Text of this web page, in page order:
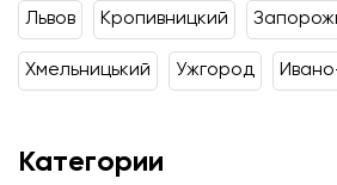
Львов Кропивницкий
Хмельницький Ужгород
Категории